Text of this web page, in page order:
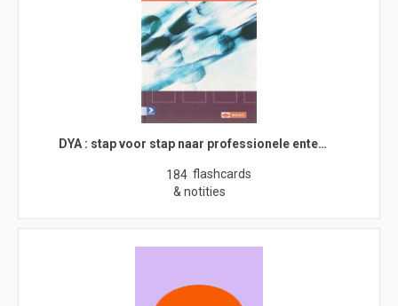
DYA : stap voor stap naar professionele ente…
184 flashcards
& notities